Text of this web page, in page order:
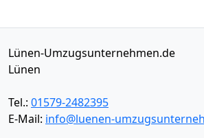
Lünen-Umzugsunternehmen.de
Lünen
Tel.: 01579-2482395
E-Mail: info@luenen-